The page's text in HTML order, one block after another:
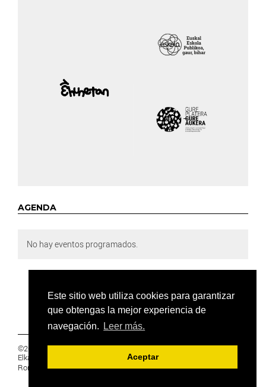
Este sitio web utiliza cookies para garantizar
que obtengas la mejor experiencia de
navegación.
Leer más.
Aceptar
AGENDA
No hay eventos programados.
©2019 Euskal Herriko Ikasleen Gurasoen
Elkartea -
Ronda 27, 1 Ezk, 48005 Bilbao, Bizkaia